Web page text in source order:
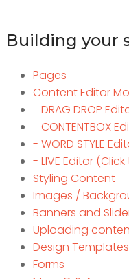
Building your
Pages
Content Editor
- DRAG DROP
- CONTENTBOX
- WORD STYLE
- LIVE Editor
Styling Content
Images /
Banners and
Uploading
Design Templates
Forms